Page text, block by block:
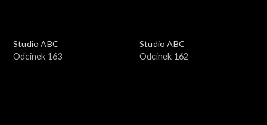
Studio ABC
Odcinek 163
Studio ABC
Odcinek 162